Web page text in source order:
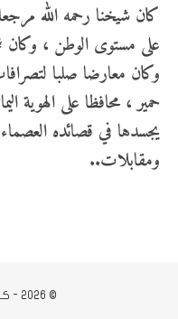
كان شيخنا رحمه الله
على مستوى الوطن ، وكان
وكان معارضا صلبا
حمير ، محافظا على الهوية
يجسدها في قصائده
ومقابلات..
© 2026 - كل الحقوق محفوظة.